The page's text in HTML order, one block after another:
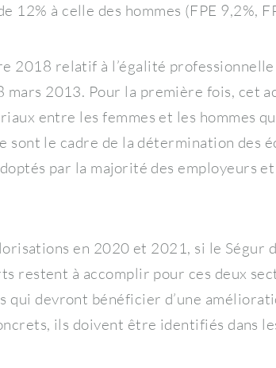
à celle des hommes (FPE 9,2%,
2018 relatif à l’égalité
mars 2013. Pour la première fois, cet
entre les femmes et les hommes
sont le cadre de la détermination des
par la majorité des employeurs
en 2020 et 2021, si le Ségur
restent à accomplir pour ces deux
devront bénéficier d’une
ils doivent être identifiés dans